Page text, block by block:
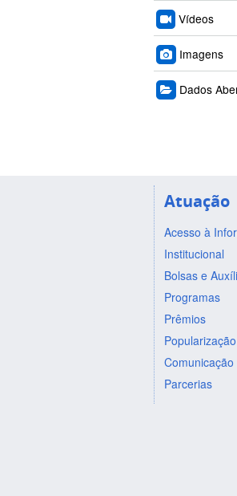
Vídeos
Imagens
Dados
Atuação
Acesso à
Institucional
Bolsas e
Programas
Prêmios
Comunicação
Parcerias